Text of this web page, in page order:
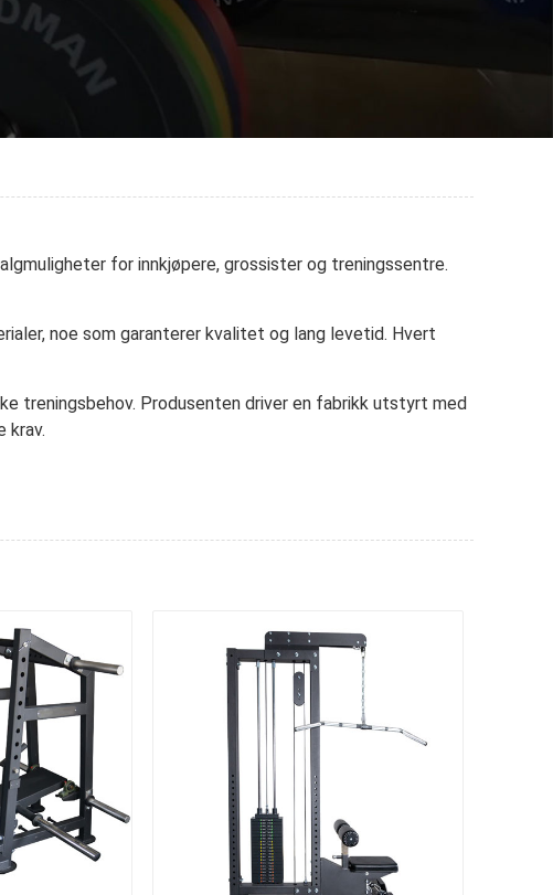
for innkjøpere, grossister og treningssentre.
noe som garanterer kvalitet og lang levetid. Hvert
treningsbehov. Produsenten driver en fabrikk utstyrt med
krav.